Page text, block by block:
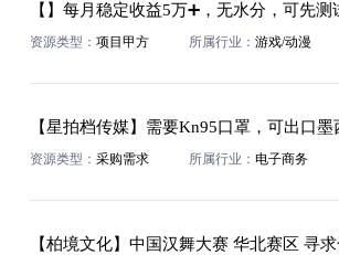
【】每月稳定收益5万➕，无水分，可先测
资源类型： 项目甲方 所属行业： 游戏/动漫
资源类型： 采购需求 所属行业： 电子商务
【柏境文化】中国汉舞大赛 华北赛区 寻